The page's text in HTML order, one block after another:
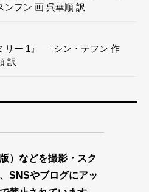
ンフン 画 呉華順 訳
リー 1』 — シン・テフン 作
訳
）などを撮影・スク
SNSやブログにアッ